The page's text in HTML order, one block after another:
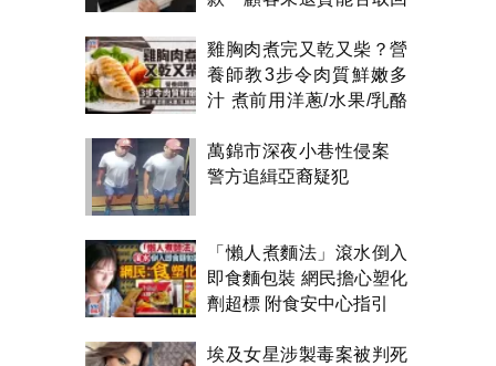
雞胸肉煮完又乾又柴？營
養師教3步令肉質鮮嫩多
汁 煮前用洋蔥/水果/乳酪
萬錦市深夜小巷性侵案
警方追緝亞裔疑犯
「懶人煮麵法」滾水倒入
即食麵包裝 網民擔心塑化
劑超標 附食安中心指引
埃及女星涉製毒案被判死